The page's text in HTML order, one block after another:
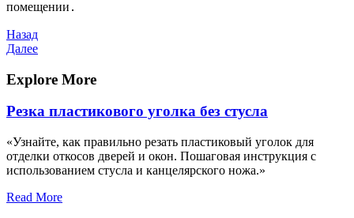
помещении․
Навигация
по
записям
Предыдущая
запись
Назад
Следующая
Далее
Explore More
Резка пластикового уголка без стусла
«Узнайте, как правильно резать пластиковый уголок для
отделки откосов дверей и окон. Пошаговая инструкция с
использованием стусла и канцелярского ножа.»
Read More